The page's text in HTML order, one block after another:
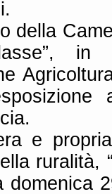
della
in
e
ruralità,